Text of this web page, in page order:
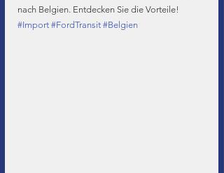
nach Belgien. Entdecken Sie die Vorteile!
#Import #FordTransit #Belgien